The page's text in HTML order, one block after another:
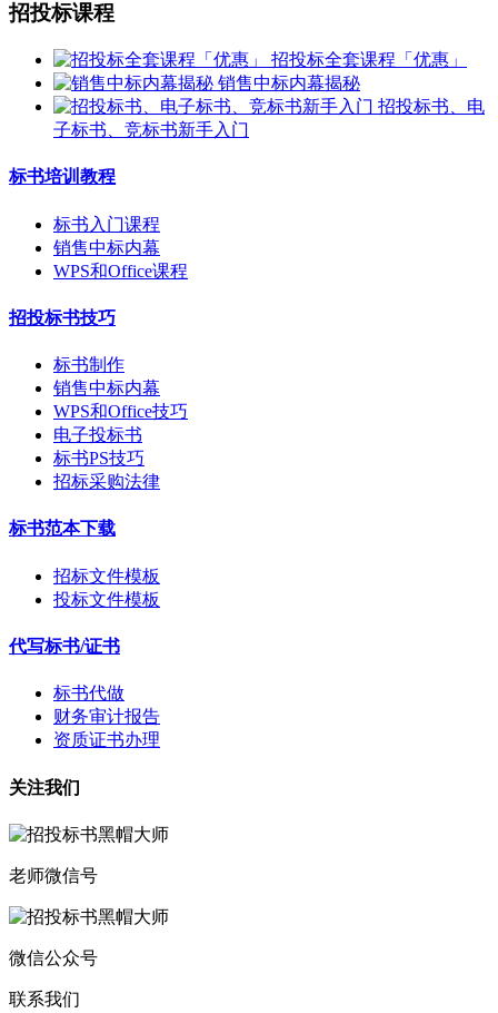
招投标课程
招投标全套课程「优惠」
销售中标内幕揭秘
招投标书、电
子标书、竞标书新手入门
标书培训教程
标书入门课程
销售中标内幕
WPS和Office课程
招投标书技巧
标书制作
销售中标内幕
WPS和Office技巧
电子投标书
标书PS技巧
招标采购法律
标书范本下载
招标文件模板
投标文件模板
代写标书/证书
标书代做
财务审计报告
资质证书办理
关注我们
老师微信号
微信公众号
联系我们